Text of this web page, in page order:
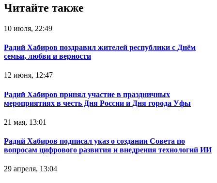
Читайте также
10 июля, 22:49
Радий Хабиров поздравил жителей республики с Днём
семьи, любви и верности
12 июня, 12:47
Радий Хабиров принял участие в праздничных
мероприятиях в честь Дня России и Дня города Уфы
21 мая, 13:01
Радий Хабиров подписал указ о создании Совета по
вопросам цифрового развития и внедрения технологий ИИ
29 апреля, 13:04